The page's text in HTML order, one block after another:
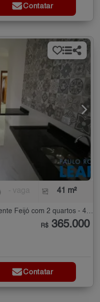
Contatar
41 m²
Apartamento à Venda na Vila Regente Feijó com 2 quartos - 41 m²
R$ 365.000
Contatar